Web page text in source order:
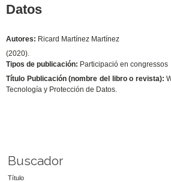
Datos
Autores: Ricard Martínez Martínez
(2020).
Tipos de publicación: Participació en congressos
Título Publicación (nombre del libro o revista):
Tecnología y Protección de Datos.
Buscador
Título